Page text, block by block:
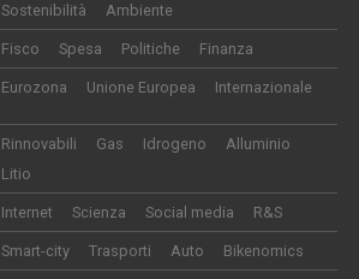
Sostenibilità Ambiente
Fisco Spesa Politiche Finanza
Eurozona Unione Europea Internazionale
Rinnovabili Gas Idrogeno
Alluminio
Litio
Internet Scienza Social media R&S
Smart-city Trasporti Auto Bikenomics